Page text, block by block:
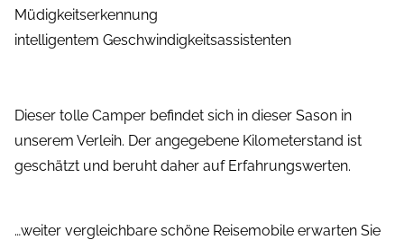
Müdigkeitserkennung
intelligentem Geschwindigkeitsassistenten
Dieser tolle Camper befindet sich in dieser Sason in
unserem Verleih. Der angegebene Kilometerstand ist
geschätzt und beruht daher auf Erfahrungswerten.
…weiter vergleichbare schöne Reisemobile erwarten Sie